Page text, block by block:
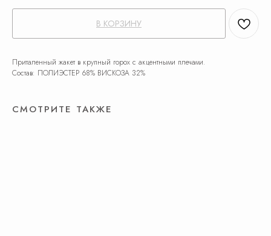
В КОРЗИНУ
Приталенный жакет в крупный горох с акцентными плечами.
Состав: ПОЛИЭСТЕР 68% ВИСКОЗА 32%
СМОТРИТЕ ТАКЖЕ